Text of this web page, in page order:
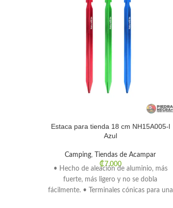
Estaca para tienda 18 cm NH15A005-l
Azul
Camping,
Tiendas de Acampar
₡7.000
• Hecho de aleación de aluminio, más
fuerte, más ligero y no se dobla
fácilmente. • Terminales cónicas para una